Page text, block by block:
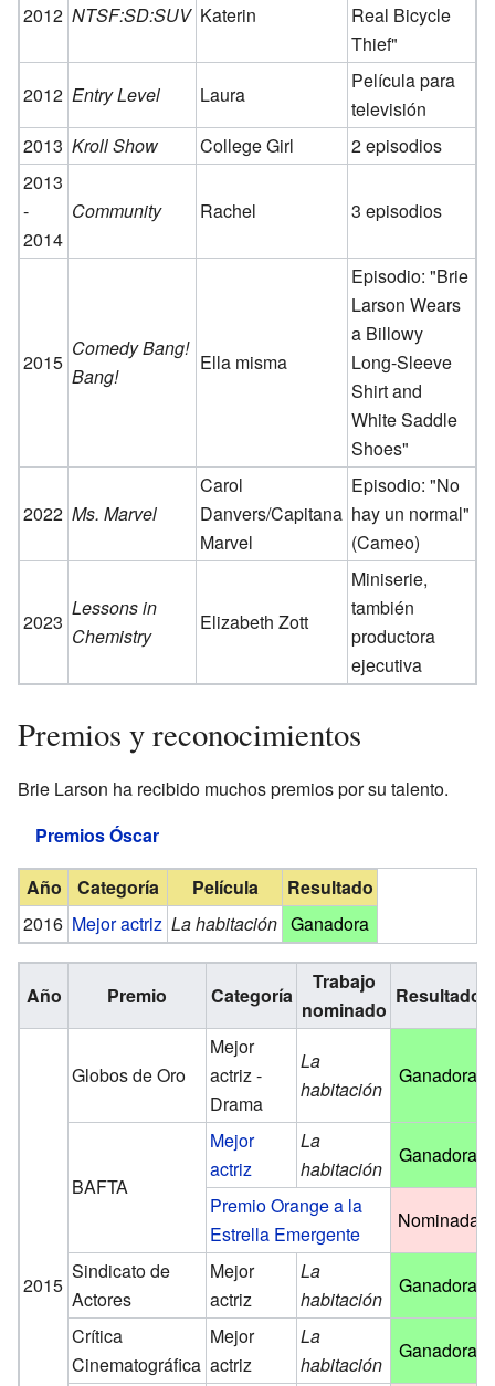
2012 NTSF:SD:SUV Katerin
Real Bicycle
Thief"
2012 Entry Level Laura
Película para
televisión
2013 Kroll Show College Girl
2 episodios
2013
-
2014
Community Rachel 3 episodios
2015
Comedy Bang!
Bang!
Ella misma
Episodio: "Brie
Larson Wears
a Billowy
Long-Sleeve
Shirt and
White Saddle
Shoes"
2022 Ms. Marvel
Carol
Danvers/Capitana
Marvel
Episodio: "No
hay un normal"
(Cameo)
2023
Lessons in
Chemistry
Elizabeth Zott
Miniserie,
también
productora
ejecutiva
Premios y reconocimientos
Brie Larson ha recibido muchos premios por su talento.
Premios Óscar
Año Categoría Película
Resultado
2016 Mejor actriz La habitación Ganadora
Año Premio Categoría
Trabajo
nominado
Resultado
2015
Globos de Oro
Mejor
actriz -
Drama
La
habitación
Ganadora
BAFTA
Mejor
actriz
La
habitación
Ganadora
Premio Orange a la
Estrella Emergente
Nominada
Sindicato de
Actores
Mejor
actriz
La
habitación
Ganadora
Crítica
Cinematográfica
Mejor
actriz
La
habitación
Ganadora